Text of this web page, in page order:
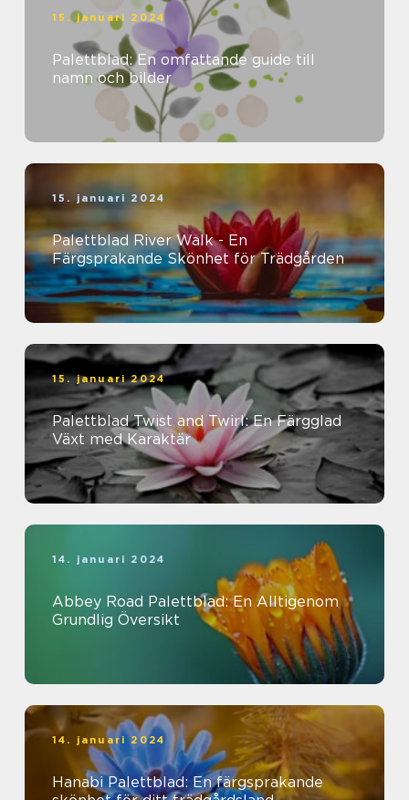
15. januari 2024
Palettblad: En omfattande guide till
namn och bilder
15. januari 2024
Palettblad River Walk - En
Färgsprakande Skönhet för Trädgården
15. januari 2024
Palettblad Twist and Twirl: En Färgglad
Växt med Karaktär
14. januari 2024
Abbey Road Palettblad: En Alltigenom
Grundlig Översikt
14. januari 2024
Hanabi Palettblad: En färgsprakande